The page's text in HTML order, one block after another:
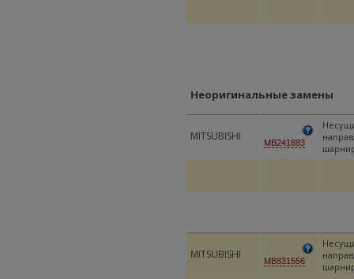
Неоригинальные замены
MITSUBISHI MB241883
MITSUBISHI MB831556